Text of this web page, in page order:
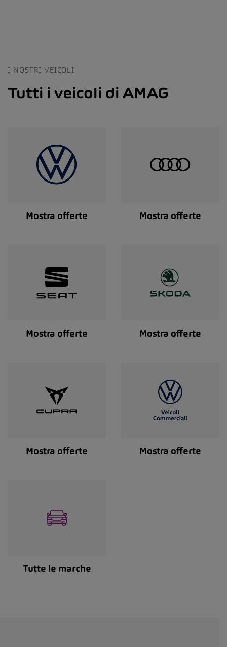
I NOSTRI VEICOLI
Tutti i veicoli di AMAG
Mostra offerte Mostra offerte
Mostra offerte Mostra offerte
Mostra offerte Mostra offerte
Tutte le marche